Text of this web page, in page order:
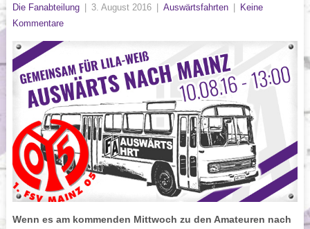
Die Fanabteilung 3. August 2016 Auswärtsfahrten
Keine
Kommentare
Wenn es am kommenden Mittwoch zu den Amateuren nach